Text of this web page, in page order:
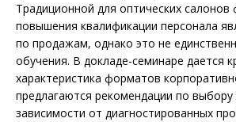
Традиционной для оптических
повышения квалификации персонала
по продажам, однако это не
обучения. В докладе-семинаре дается
характеристика форматов
предлагаются рекомендации по
зависимости от диагностированных